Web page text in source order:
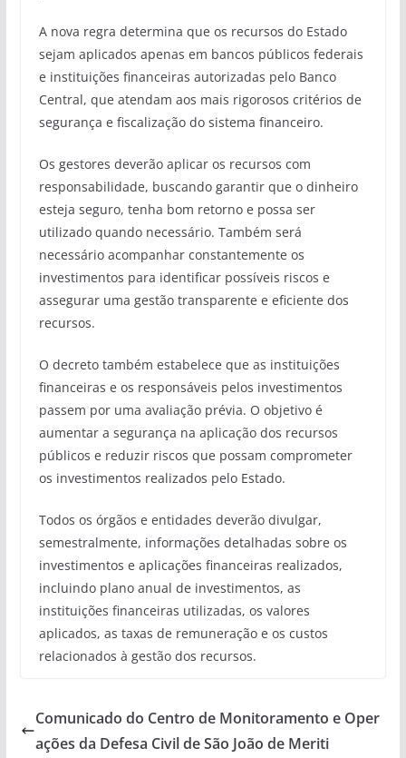
A nova regra determina que os recursos do Estado
sejam aplicados apenas em bancos públicos federais
e instituições financeiras autorizadas pelo Banco
Central, que atendam aos mais rigorosos critérios de
segurança e fiscalização do sistema financeiro.
Os gestores deverão aplicar os recursos com
responsabilidade, buscando garantir que o dinheiro
esteja seguro, tenha bom retorno e possa ser
utilizado quando necessário. Também será
necessário acompanhar constantemente os
investimentos para identificar possíveis riscos e
assegurar uma gestão transparente e eficiente dos
recursos.
O decreto também estabelece que as instituições
financeiras e os responsáveis pelos investimentos
passem por uma avaliação prévia. O objetivo é
aumentar a segurança na aplicação dos recursos
públicos e reduzir riscos que possam comprometer
os investimentos realizados pelo Estado.
Todos os órgãos e entidades deverão divulgar,
semestralmente, informações detalhadas sobre os
investimentos e aplicações financeiras realizados,
incluindo plano anual de investimentos, as
instituições financeiras utilizadas, os valores
aplicados, as taxas de remuneração e os custos
relacionados à gestão dos recursos.
Comunicado do Centro de Monitoramento e Oper
ações da Defesa Civil de São João de Meriti